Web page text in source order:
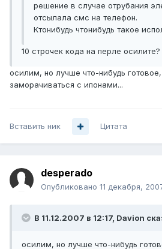
решение в случае отрубания
отсылала смс на телефон.
Ктонибудь чтонибудь такое
10 строчек кода на перле
осилим, но лучше что-нибудь готовое,
заморачиваться с ипонами...
Вставить ник Цитата
desperado
Опубликовано 11 декабря,
В 11.12.2007 в 12:17, Davion
осилим, но лучше что-нибудь